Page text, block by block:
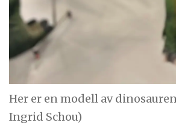
Her er en modell av
Ingrid Schou)